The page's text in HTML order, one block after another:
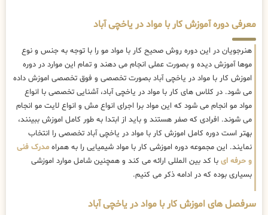
معرفی دوره آموزش کار با مواد در یاخچی آباد
هنرجویان در این دوره روش صحیح کار با مواد مو را با توجه به جنس و نوع
موها آموزش دیده و بصورت عملی انجام می دهند و تمام این موارد در دوره
اموزش کار با مواد در یاخچی آباد بصورت تخصصی و فوق تخصصی اموزش داده
می شود. در کلاس های کار با مواد در یاخچی آباد، آشنایی تخصصی با انواع
مواد مو انجام می شود که این مواد برا اجرای انواع مش و انواع لایت مو انجام
می شوند. افرادی که صفر هستند و باید از ابتدا به طور کامل اموزش ببینند،
بهتر است دوره کامل اموزش کار با مواد در یاخچی آباد تخصصی را انتخاب
نمایند. این مجموعه دوره اموزشی کار با مواد شیمیایی را به همراه مدرک فنی
و حرفه ای با کد بین المللی ارائه می کند و همچنین شامل موارد اموزشی
بسیاری بوده که در ادامه ذکر می کنیم.
سرفصل های اموزش کار با مواد در یاخچی آباد